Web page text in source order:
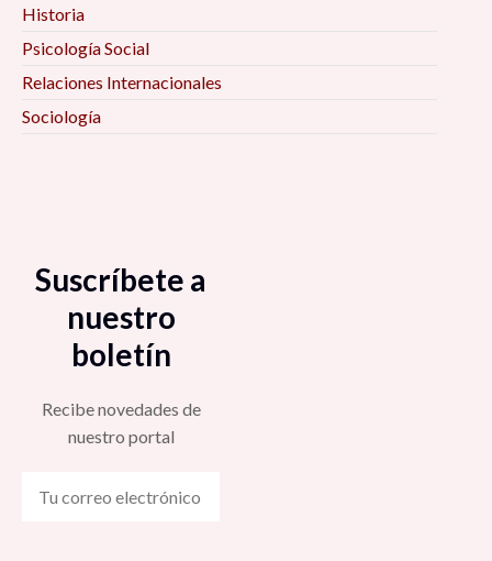
Historia
Psicología Social
Relaciones Internacionales
Sociología
Suscríbete a
nuestro
boletín
Recibe novedades de
nuestro portal